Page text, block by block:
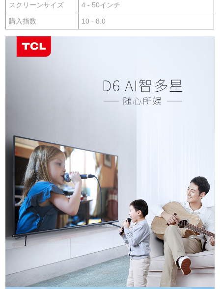
スクリーンサイズ 4 - 50インチ
購入指数 10 - 8.0